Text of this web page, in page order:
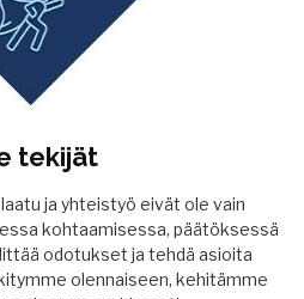
tekijät
ja yhteistyö eivät ole vain
kohtaamisessa, päätöksessä
odotukset ja tehdä asioita
olennaiseen, kehitämme